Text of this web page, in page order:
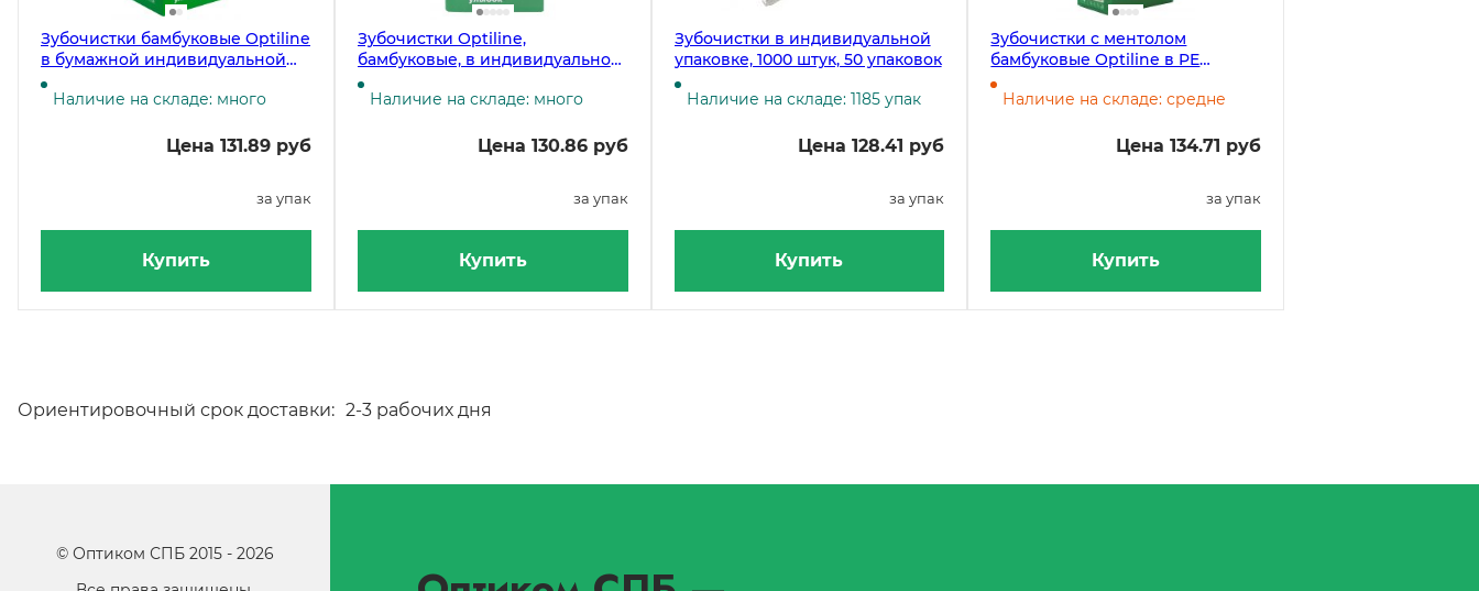
Зубочистки бамбуковые Optiline
в бумажной индивидуальной
упаковке, 1000 штук
Наличие на складе: много
Цена 131.89 руб
за упак
Купить
Зубочистки Optiline,
бамбуковые, в индивидуальной
полиэтиленовой упаковке, 1000
штук
Наличие на складе: много
Цена 130.86 руб
за упак
Купить
Зубочистки в индивидуальной
упаковке, 1000 штук, 50 упаковок
Наличие на складе: 1185 упак
Цена 128.41 руб
за упак
Купить
Зубочистки с ментолом
бамбуковые Optiline в PE
индивидуальной упаковке, 1000
штук
Наличие на складе: средне
Цена 134.71 руб
за упак
Купить
Ориентировочный срок доставки: 2-3 рабочих дня
© Оптиком СПБ 2015 - 2026